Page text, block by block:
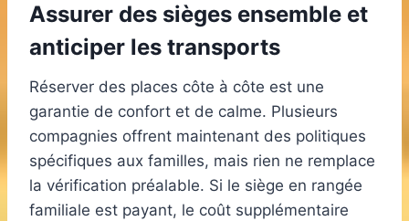
Assurer des sièges ensemble et
anticiper les transports
Réserver des places côte à côte est une
garantie de confort et de calme. Plusieurs
compagnies offrent maintenant des politiques
spécifiques aux familles, mais rien ne remplace
la vérification préalable. Si le siège en rangée
familiale est payant, le coût supplémentaire